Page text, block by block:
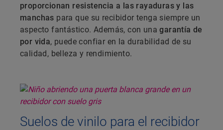
proporcionan resistencia a las rayaduras y las
manchas para que su recibidor tenga siempre un
aspecto fantástico. Además, con unagarantía de
por vida, puede confiar en la durabilidad de su
calidad, belleza y rendimiento.
Suelos de vinilo para el recibidor